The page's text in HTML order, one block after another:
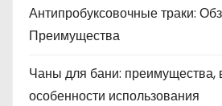
Антипробуксовочные траки:
Преимущества
Чаны для бани: преимущества,
особенности использования